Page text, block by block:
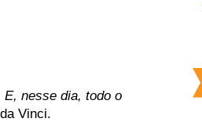
E, nesse dia, todo o
Vinci.